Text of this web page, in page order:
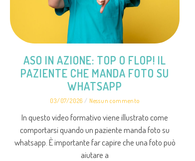
ASO IN AZIONE: TOP O FLOP! IL
PAZIENTE CHE MANDA FOTO SU
WHATSAPP
03/07/2026 Nessun commento
In questo video formativo viene illustrato come
comportarsi quando un paziente manda foto su
whatsapp. È importante far capire che una foto può
aiutare a